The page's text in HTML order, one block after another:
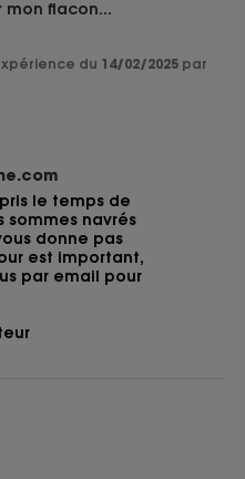
mon flacon...
du 14/02/2025 par
le temps de
sommes navrés
donne pas
est important,
par email pour